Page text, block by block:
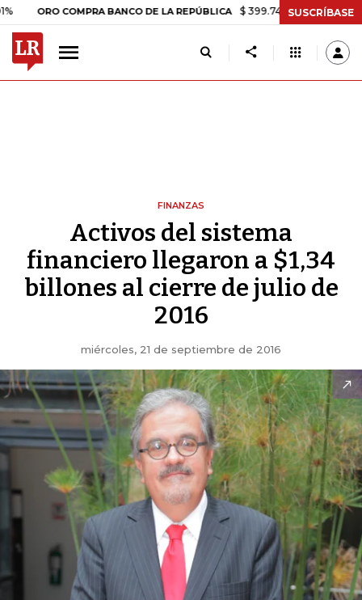
ORO COMPRA BANCO DE LA REPÚBLICA $ 399.745,16 +$ 2.295,71
SUSCRÍBASE
FINANZAS
Activos del sistema
financiero llegaron a $1,34
billones al cierre de julio de
2016
miércoles, 21 de septiembre de 2016